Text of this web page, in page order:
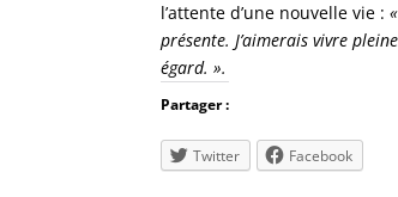
l’attente d’une nouvelle vie :
présente. J’aimerais vivre
égard. ».
Partager :
Twitter Facebook